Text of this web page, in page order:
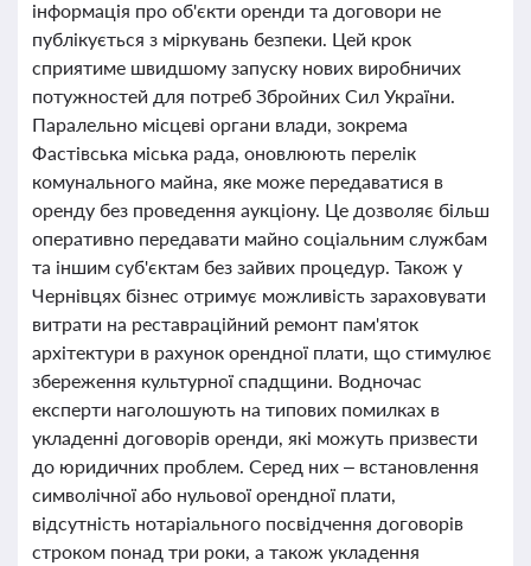
інформація про об'єкти оренди та договори не
публікується з міркувань безпеки. Цей крок
сприятиме швидшому запуску нових виробничих
потужностей для потреб Збройних Сил України.
Паралельно місцеві органи влади, зокрема
Фастівська міська рада, оновлюють перелік
комунального майна, яке може передаватися в
оренду без проведення аукціону. Це дозволяє більш
оперативно передавати майно соціальним службам
та іншим суб'єктам без зайвих процедур. Також у
Чернівцях бізнес отримує можливість зараховувати
витрати на реставраційний ремонт пам'яток
архітектури в рахунок орендної плати, що стимулює
збереження культурної спадщини. Водночас
експерти наголошують на типових помилках в
укладенні договорів оренди, які можуть призвести
до юридичних проблем. Серед них – встановлення
символічної або нульової орендної плати,
відсутність нотаріального посвідчення договорів
строком понад три роки, а також укладення